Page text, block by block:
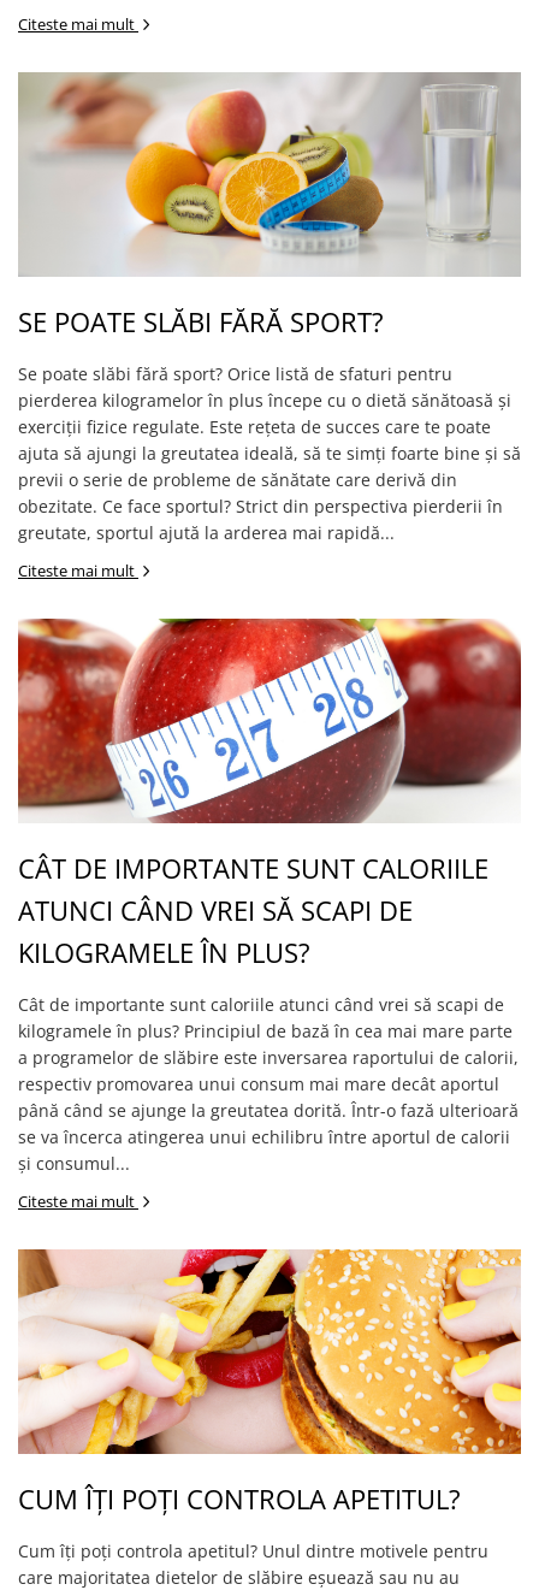
Citeste mai mult
SE POATE SLĂBI FĂRĂ SPORT?
Se poate slăbi fără sport? Orice listă de sfaturi pentru
pierderea kilogramelor în plus începe cu o dietă sănătoasă și
exerciții fizice regulate. Este rețeta de succes care te poate
ajuta să ajungi la greutatea ideală, să te simți foarte bine și să
previi o serie de probleme de sănătate care derivă din
obezitate. Ce face sportul? Strict din perspectiva pierderii în
greutate, sportul ajută la arderea mai rapidă...
Citeste mai mult
CÂT DE IMPORTANTE SUNT CALORIILE
ATUNCI CÂND VREI SĂ SCAPI DE
KILOGRAMELE ÎN PLUS?
Cât de importante sunt caloriile atunci când vrei să scapi de
kilogramele în plus? Principiul de bază în cea mai mare parte
a programelor de slăbire este inversarea raportului de calorii,
respectiv promovarea unui consum mai mare decât aportul
până când se ajunge la greutatea dorită. Într-o fază ulterioară
se va încerca atingerea unui echilibru între aportul de calorii
și consumul...
Citeste mai mult
CUM ÎȚI POȚI CONTROLA APETITUL?
Cum îți poți controla apetitul? Unul dintre motivele pentru
care majoritatea dietelor de slăbire eșuează sau nu au